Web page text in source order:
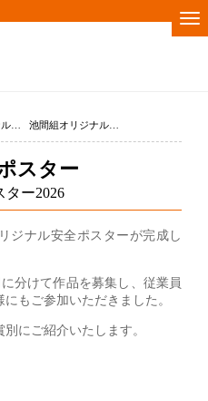
池間組オリジナル安全ポスター2026
スター
ター2026
ジナル安全ポスターが完成し
分けて作品を募集し、従業員
もご参加いただきました。
にご紹介いたします。